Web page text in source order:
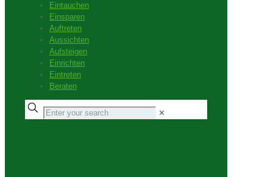
Eintauchen
Einsparen
Auftreten
Aussichten
Aufsteigen
Einrichten
Eintreten
Beraten
✕